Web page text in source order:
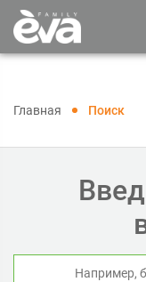
Главная Поиск